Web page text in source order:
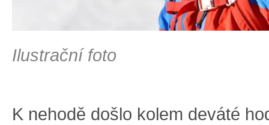
Ilustrační foto
K nehodě došlo kolem deváté